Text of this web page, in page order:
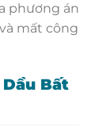
phương án
mất công
Bất